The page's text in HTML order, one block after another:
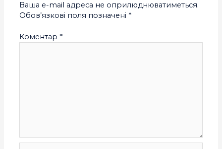
Ваша e-mail адреса не оприлюднюватиметься.
Обов’язкові поля позначені *
Коментар *